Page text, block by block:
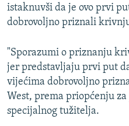
istaknuvši da je ovo prvi
dobrovoljno priznali
"Sporazumi o priznanju
jer predstavljaju prvi put
vijećima dobrovoljno
West, prema priopćenju
specijalnog tužitelja.